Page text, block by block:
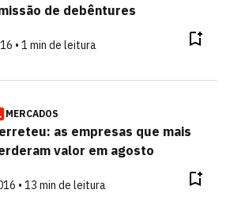
de debêntures
• 1 min de leitura
MERCADOS
as empresas que mais
valor em agosto
• 13 min de leitura